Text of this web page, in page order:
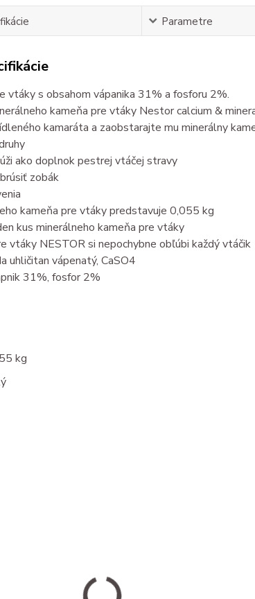
Parametre
vtáky s obsahom vápanika 31% a fosforu 2%.
kameňa pre vtáky Nestor calcium &
kamaráta a zaobstarajte mu minerálny
ako doplnok pestrej vtáčej stravy
zobák
kameňa pre vtáky predstavuje 0,055 kg
kus minerálneho kameňa pre vtáky
vtáky NESTOR si nepochybne obľúbi každý vtáčik
uhličitan vápenatý, CaSO4
31%, fosfor 2%
kg